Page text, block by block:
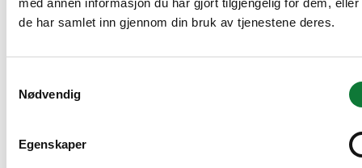
med annen informasjon du har gjort tilgjengelig for dem,
de har samlet inn gjennom din bruk av tjenestene deres.
Nødvendig
Egenskaper